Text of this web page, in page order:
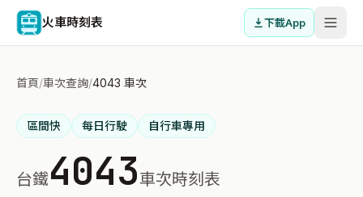
火車時刻表 下載App
首頁/車次查詢/4043 車次
區間快 每日行駛 自行車專用
台鐵4043車次時刻表